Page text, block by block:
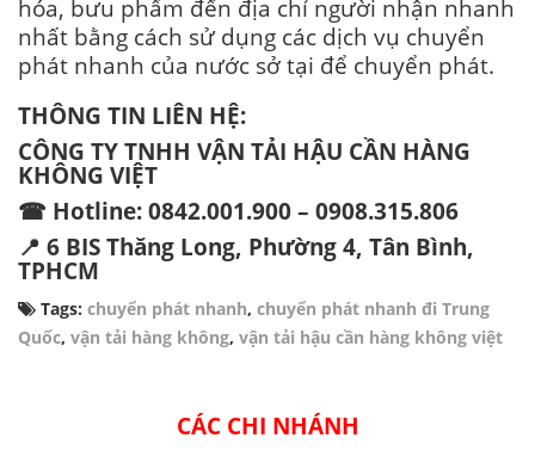
hóa, bưu phẩm đến địa chỉ người nhận nhanh
nhất bằng cách sử dụng các dịch vụ chuyển
phát nhanh của nước sở tại để chuyển phát.
THÔNG TIN LIÊN HỆ:
CÔNG TY TNHH VẬN TẢI HẬU CẦN HÀNG
KHÔNG VIỆT
☎ Hotline: 0842.001.900 – 0908.315.806
📍 6 BIS Thăng Long, Phường 4, Tân Bình,
TPHCM
Tags: chuyển phát nhanh, chuyển phát nhanh đi Trung
Quốc, vận tải hàng không, vận tải hậu cần hàng không việt
CÁC CHI NHÁNH